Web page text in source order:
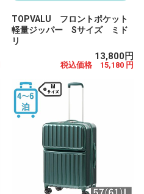
TOPVALU フロントポケット
軽量ジッパー Sサイズ ミド
リ
13,800円
税込価格 15,180 円